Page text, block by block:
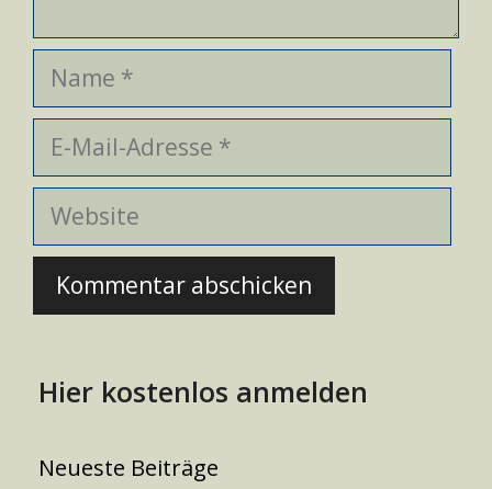
Name
E-
Mail-
Adresse
Website
Hier kostenlos anmelden
Neueste Beiträge